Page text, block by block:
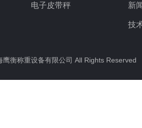
电子皮带秤 新
技
鹰衡称重设备有限公司 All Rights